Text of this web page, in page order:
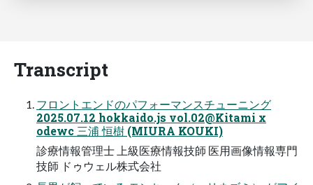
Transcript
フロントエンドのパフォーマンスチューニング
2025.07.12 hokkaido.js vol.02@Kitami x
odewc 三浦 恒樹 (MIURA KOUKI)
診療情報管理士 上級医療情報技師 医用画像情報専門
技師 ドゥウェル株式会社